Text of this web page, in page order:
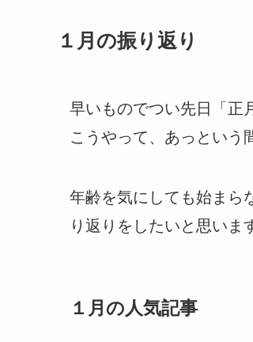
１月の振り返り
早いものでつい先日「正
こうやって、あっという
年齢を気にしても始まら
り返りをしたいと思いま
１月の人気記事